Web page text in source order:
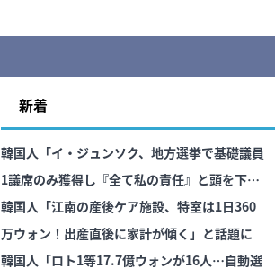
新着
韓国人「イ・ジュンソク、地方選挙で基礎議員
1議席のみ獲得し『全て私の責任』と頭を下げ
る」→「政治から消えてくれ」
韓国人「江南の産後ケア施設、特室は1日360
万ウォン！出産直後に家計が傾く」と話題に
韓国人「ロト1等17.7億ウォンが16人…自動選